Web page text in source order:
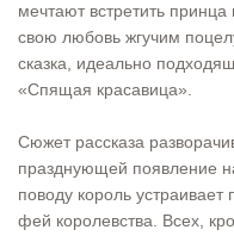
мечтают встретить
свою любовь жгучим
сказка, идеально
«Спящая красавица».
Сюжет рассказа
празднующей появление
поводу король
фей королевства. Всех,